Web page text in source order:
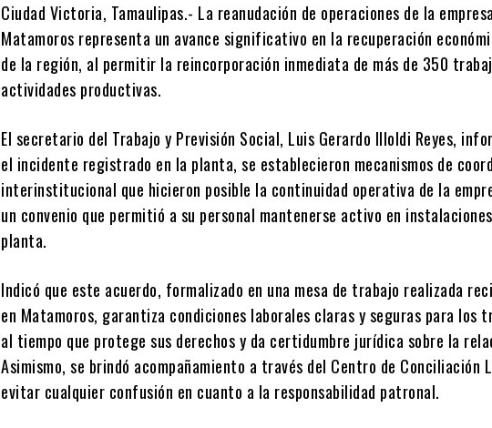
Ciudad Victoria, Tamaulipas.- La reanudación de operaciones de la
Matamoros representa un avance significativo en la recuperación
de la región, al permitir la reincorporación inmediata de más de 350
actividades productivas.
El secretario del Trabajo y Previsión Social, Luis Gerardo Illoldi Reyes,
el incidente registrado en la planta, se establecieron mecanismos de
interinstitucional que hicieron posible la continuidad operativa de la
un convenio que permitió a su personal mantenerse activo en
planta.
Indicó que este acuerdo, formalizado en una mesa de trabajo realizada
en Matamoros, garantiza condiciones laborales claras y seguras para los
al tiempo que protege sus derechos y da certidumbre jurídica sobre la
Asimismo, se brindó acompañamiento a través del Centro de Conciliación
evitar cualquier confusión en cuanto a la responsabilidad patronal.